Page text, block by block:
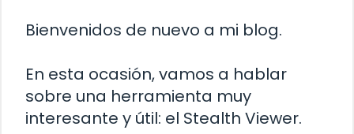
Bienvenidos de nuevo a mi blog.
En esta ocasión, vamos a hablar
sobre una herramienta muy
interesante y útil: el Stealth Viewer.